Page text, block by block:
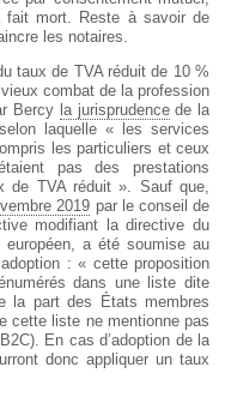
fait mort. Reste à savoir de
les notaires.
taux de TVA réduit de 10 %
combat de la profession
Bercy la jurisprudencede la
laquelle « les services
les particuliers et ceux
pas des prestations
de TVA réduit ». Sauf que,
2019 par le conseil de
modifiant la directive du
européen, a été soumise au
: « cette proposition
dans une liste dite
la part des États membres
cette liste ne mentionne pas
En cas d’adoption de la
donc appliquer un taux